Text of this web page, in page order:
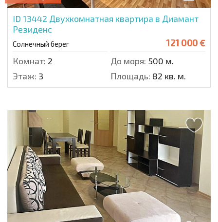
ID 13442 Двухкомнатная квартира в Диамант
Резиденс
Солнечный берег 121 000 €
Комнат: 2 До моря: 500 м.
Этаж: 3 Площадь: 82 кв. м.